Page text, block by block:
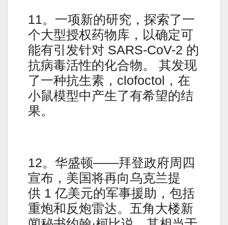
11。一项新的研究，探索了一
个大型授权药物库，以确定可
能有引发针对 SARS-CoV-2 的
抗病毒活性的化合物。 其发现
了一种抗生素，clofoctol，在
小鼠模型中产生了有希望的结
果。
12。华盛顿——拜登政府周四
宣布，美国将再向乌克兰提
供 1 亿美元的军事援助，包括
重炮和反炮雷达。五角大楼新